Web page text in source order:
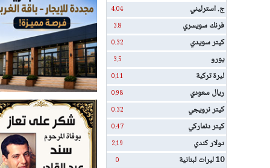
ج. استرليني 4.04
فرنك سويسري 3.8
كيتر سويدي 0.32
يورو 3.5
ليرة تركية 0.11
ريال سعودي 0.98
كيتر نرويجي 0.32
كيتر دنماركي 0.47
دولار كندي 2.19
10 ليرات لبنانية 0